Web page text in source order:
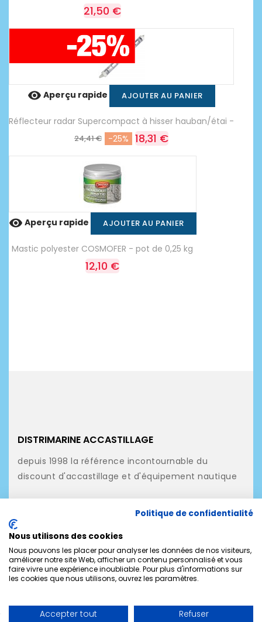
21,50 €
 Aperçu rapide AJOUTER AU PANIER
Réflecteur radar Supercompact à hisser hauban/étai -
24,41 € -25% 18,31 €
 Aperçu rapide AJOUTER AU PANIER
Mastic polyester COSMOFER - pot de 0,25 kg
12,10 €
DISTRIMARINE ACCASTILLAGE
depuis 1998 la référence incontournable du
discount d'accastillage et d'équipement nautique
NOS PRODUITS
MON COMPTE
CONTACTEZ-NOUS
Politique de confidentialité
Nous utilisons des cookies
Nous pouvons les placer pour analyser les données de nos visiteurs,
améliorer notre site Web, afficher un contenu personnalisé et vous
faire vivre une expérience inoubliable. Pour plus d'informations sur
les cookies que nous utilisons, ouvrez les paramètres.
Accepter tout Refuser